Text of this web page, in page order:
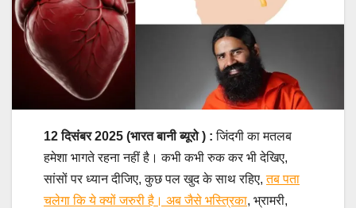
12 दिसंबर 2025 (भारत बानी ब्यूरो ) : जिंदगी का मतलब
हमेशा भागते रहना नहीं है। कभी कभी रुक कर भी देखिए,
सांसों पर ध्यान दीजिए, कुछ पल खुद के साथ रहिए,तब पता
चलेगा कि ये क्यों जरुरी है। अब जैसे भस्त्रिका, भ्रामरी,